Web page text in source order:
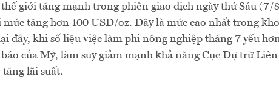
giới tăng mạnh trong phiên giao dịch ngày thứ Sáu (7/
mức tăng hơn 100 USD/oz. Đây là mức cao nhất trong
đây, khi số liệu việc làm phi nông nghiệp tháng 7 yếu
của Mỹ, làm suy giảm mạnh khả năng Cục Dự trữ
lãi suất.